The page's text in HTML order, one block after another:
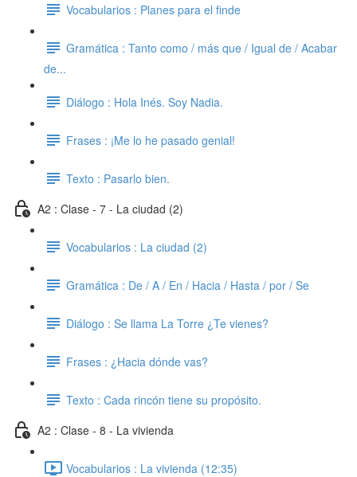
Vocabularios : Planes para el finde
Gramática : Tanto como / más que / Igual de / Acabar
de...
Diálogo : Hola Inés. Soy Nadia.
Frases : ¡Me lo he pasado genial!
Texto : Pasarlo bien.
A2 : Clase - 7 - La ciudad (2)
Vocabularios : La ciudad (2)
Gramática : De / A / En / Hacia / Hasta / por / Se
Diálogo : Se llama La Torre ¿Te vienes?
Frases : ¿Hacia dónde vas?
Texto : Cada rincón tiene su propósito.
A2 : Clase - 8 - La vivienda
Vocabularios : La vivienda (12:35)